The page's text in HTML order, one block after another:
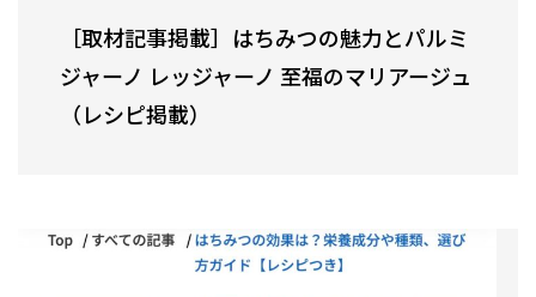
［取材記事掲載］はちみつの魅力とパルミ
ジャーノ レッジャーノ 至福のマリアージュ
（レシピ掲載）